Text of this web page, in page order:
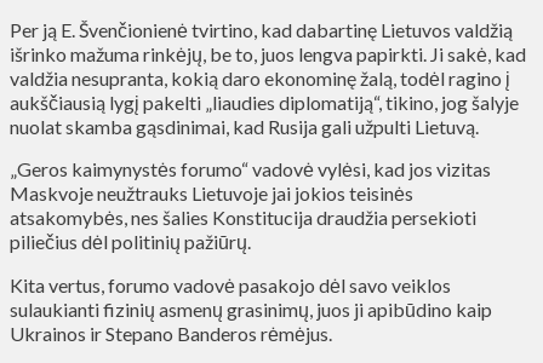
Per ją E. Švenčionienė tvirtino, kad dabartinę Lietuvos valdžią
išrinko mažuma rinkėjų, be to, juos lengva papirkti. Ji sakė, kad
valdžia nesupranta, kokią daro ekonominę žalą, todėl ragino į
aukščiausią lygį pakelti „liaudies diplomatiją“, tikino, jog šalyje
nuolat skamba gąsdinimai, kad Rusija gali užpulti Lietuvą.
„Geros kaimynystės forumo“ vadovė vylėsi, kad jos vizitas
Maskvoje neužtrauks Lietuvoje jai jokios teisinės
atsakomybės, nes šalies Konstitucija draudžia persekioti
piliečius dėl politinių pažiūrų.
Kita vertus, forumo vadovė pasakojo dėl savo veiklos
sulaukianti fizinių asmenų grasinimų, juos ji apibūdino kaip
Ukrainos ir Stepano Banderos rėmėjus.